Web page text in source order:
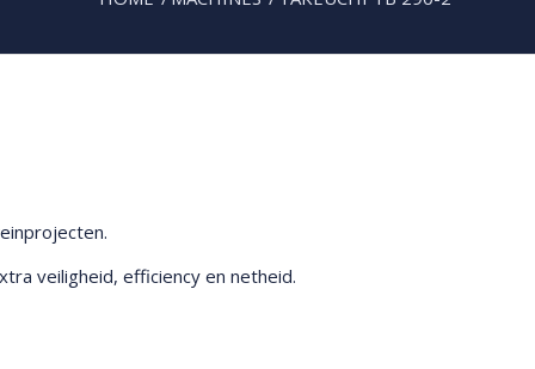
veiligheid, efficiency en netheid.